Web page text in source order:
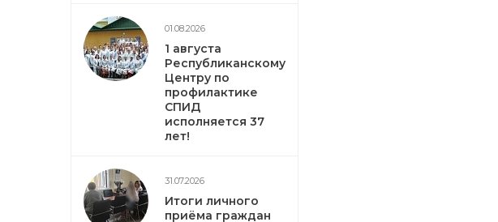
01.08.2026
1 августа
Республиканскому
Центру по
профилактике
СПИД
исполняется 37
лет!
31.07.2026
Итоги личного
приёма граждан